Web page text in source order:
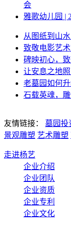
会
雅歌幼儿园 |
从图纸到山
致敬电影艺
碑映初心，
让安息之地
老墓园如何
石载英魂，
友情链接： 墓园投
景观雕塑 艺术雕塑
走进杨艺
企业介绍
企业团队
企业资质
企业专利
企业文化